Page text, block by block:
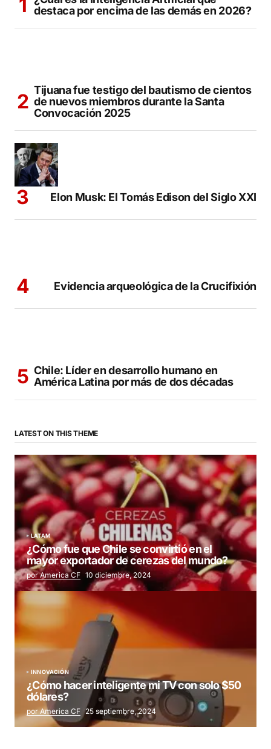
destaca por encima de las demás en 2026?
Tijuana fue testigo del bautismo de cientos
de nuevos miembros durante la Santa
Convocación 2025
Elon Musk: El Tomás Edison del Siglo XXI
Evidencia arqueológica de la Crucifixión
Chile: Líder en desarrollo humano en
América Latina por más de dos décadas
LATEST ON THIS THEME
LATAM
¿Cómo fue que Chile se convirtió en el
mayor exportador de cerezas del mundo?
por America CF 10 diciembre, 2024
INNOVACIÓN
¿Cómo hacer inteligente mi TV con solo $50
dólares?
por America CF 25 septiembre, 2024